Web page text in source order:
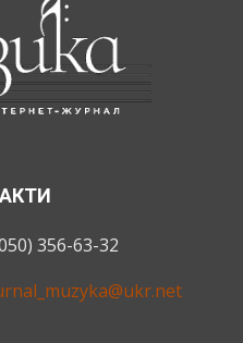
356-63-32